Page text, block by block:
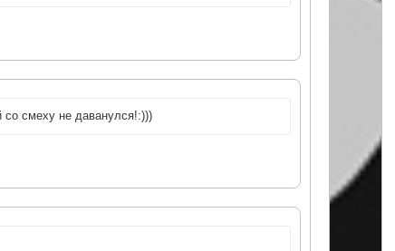
со смеху не даванулся!:)))